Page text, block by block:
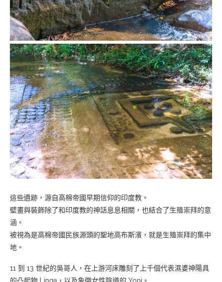
這些遺跡，源自高棉帝國早期信仰的印度教。
壁畫與裝飾除了和印度教的神話息息相關，也結合了生殖崇拜的意
涵。
被視為是高棉帝國民族源頭的聖地高布斯濱，就是生殖崇拜的集中
地。
11 到 13 世紀的吳哥人，在上游河床雕刻了上千個代表濕婆神陽具
的凸起物 Linga，以及象徵女性陰道的 Yoni。